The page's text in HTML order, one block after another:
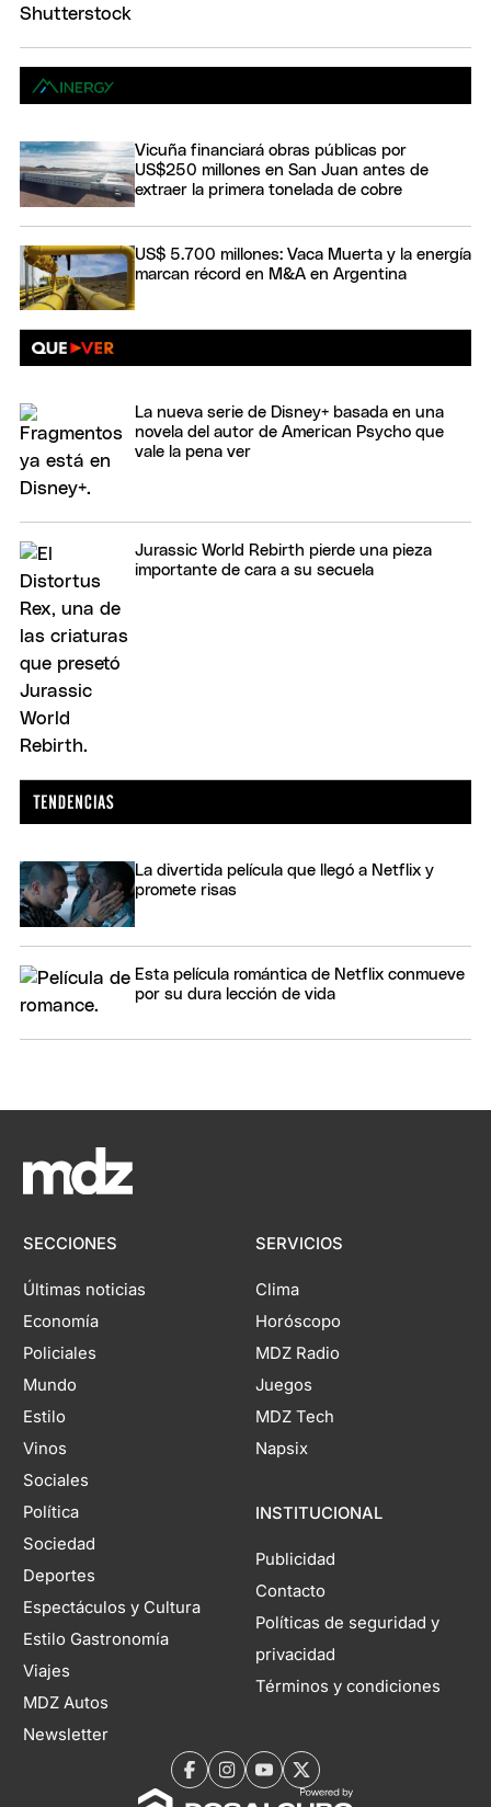
Vicuña financiará obras públicas por
US$250 millones en San Juan antes de
extraer la primera tonelada de cobre
US$ 5.700 millones: Vaca Muerta y la energía
marcan récord en M&A en Argentina
La nueva serie de Disney+ basada en una
novela del autor de American Psycho que
vale la pena ver
Jurassic World Rebirth pierde una pieza
importante de cara a su secuela
La divertida película que llegó a Netflix y
promete risas
Esta película romántica de Netflix conmueve
por su dura lección de vida
SECCIONES
Últimas noticias
Economía
Policiales
Mundo
Estilo
Vinos
Sociales
Política
Sociedad
Deportes
Espectáculos y Cultura
Estilo Gastronomía
Viajes
MDZ Autos
Newsletter
SERVICIOS
Clima
Horóscopo
MDZ Radio
Juegos
MDZ Tech
Napsix
INSTITUCIONAL
Publicidad
Contacto
Políticas de seguridad y
privacidad
Términos y condiciones